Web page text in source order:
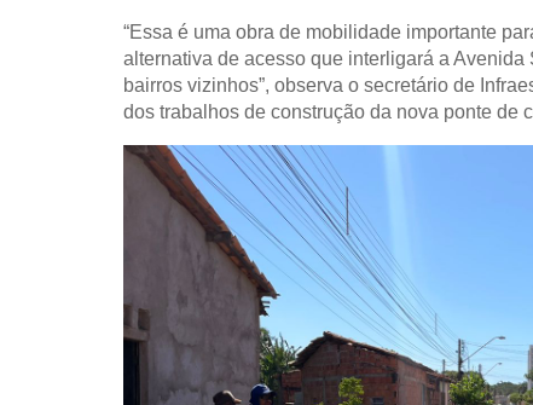
“Essa é uma obra de mobilidade importante
alternativa de acesso que interligará a
bairros vizinhos”, observa o secretário de
dos trabalhos de construção da nova ponte de